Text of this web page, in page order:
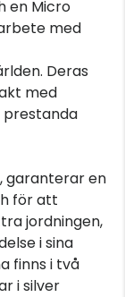
en Micro
med
Deras
med
prestanda
garanterar en
för att
jordningen,
i sina
finns i två
i silver